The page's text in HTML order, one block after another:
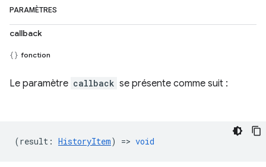
PARAMÈTRES
callback
fonction
Le paramètre callback se présente comme suit :
(result : HistoryItem) => void